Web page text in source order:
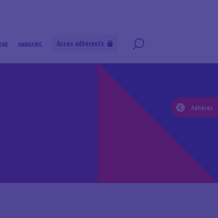
ANNUAIRE Accès adhérents
Adhérez